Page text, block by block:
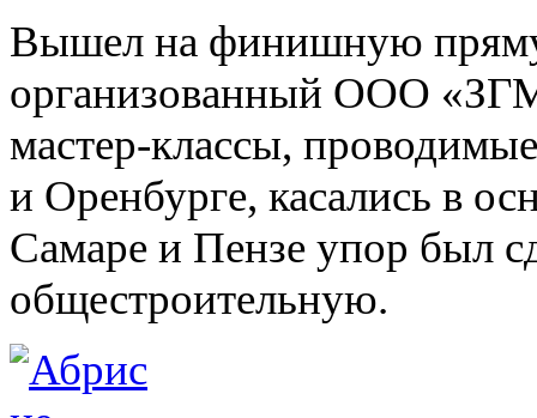
Вышел на финишную
организованный ООО
мастер-классы,
и Оренбурге, касались в
Самаре и Пензе упор был
общестроительную.